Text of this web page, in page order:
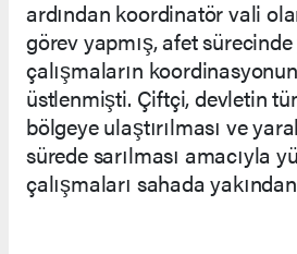
ardından koordinatör vali
görev yapmış, afet
çalışmaların
üstlenmişti. Çiftçi, devletin
bölgeye ulaştırılması ve
sürede sarılması amacıyla
çalışmaları sahada